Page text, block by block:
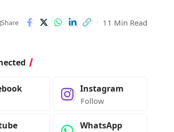
Share 11 Min Read
Instagram
Follow
WhatsApp